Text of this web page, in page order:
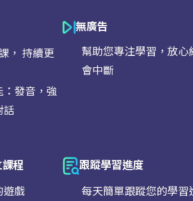
， 持續更
發音，強
話
無廣告
幫助您專注學習，放心
會中斷
程
遊戲
跟蹤學習進度
每天簡單跟蹤您的學習